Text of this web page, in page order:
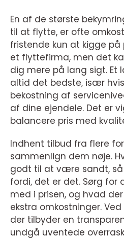
En af de største
til at flytte, er ofte
fristende kun at kigge
et flyttefirma, men det
dig mere på lang sigt. Et
altid det bedste, især
bekostning af
af dine ejendele. Det er
balancere pris med
Indhent tilbud fra flere
sammenlign dem nøje.
godt til at være sandt,
fordi, det er det. Sørg for
med i prisen, og hvad
ekstra omkostninger.
der tilbyder en
undgå uventede